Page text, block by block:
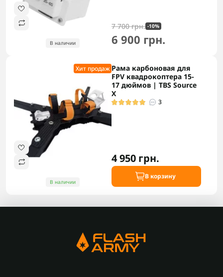
В наличии
7 700 грн. -10%
6 900 грн.
Хит продаж
В наличии
Рама карбоновая для
FPV квадрокоптера 15-
17 дюймов | TBS Source
X
3
4 950 грн.
В корзину